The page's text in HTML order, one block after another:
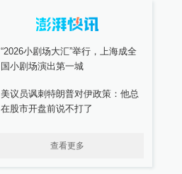
“2026小剧场大汇”举行，上海成全
国小剧场演出第一城
美议员讽刺特朗普对伊政策：他总
在股市开盘前说不打了
查看更多